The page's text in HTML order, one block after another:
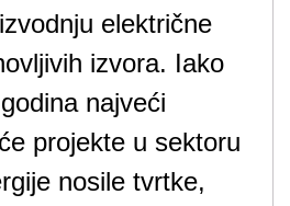
električne
izvora. Iako
najveći
projekte u sektoru
nosile tvrtke,